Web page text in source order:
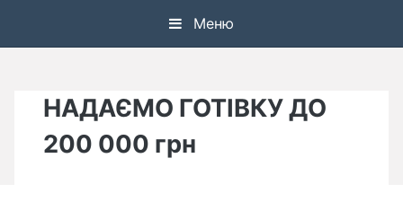
Меню
НАДАЄМО ГОТІВКУ ДО
200 000 грн